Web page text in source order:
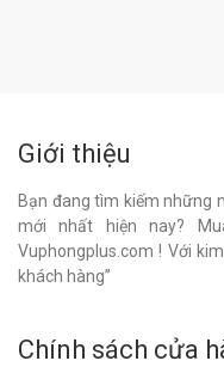
Giới thiệu
Bạn đang tìm kiếm những
mới nhất hiện nay?
Vuphongplus.com ! Với
khách hàng”
Chính sách cửa